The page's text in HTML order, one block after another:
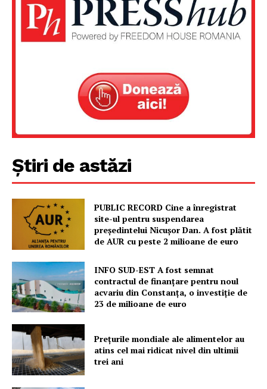
Știri de astăzi
PUBLIC RECORD Cine a înregistrat
site-ul pentru suspendarea
președintelui Nicușor Dan. A fost plătit
de AUR cu peste 2 milioane de euro
INFO SUD-EST A fost semnat
contractul de finanțare pentru noul
acvariu din Constanța, o investiție de
23 de milioane de euro
Prețurile mondiale ale alimentelor au
atins cel mai ridicat nivel din ultimii
trei ani